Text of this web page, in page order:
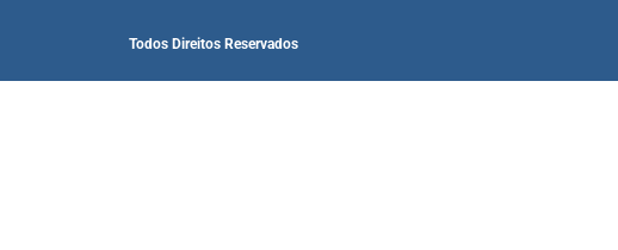
Todos Direitos Reservados